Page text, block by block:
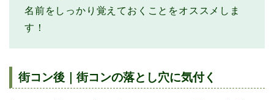
名前をしっかり覚えておくことをオススメしま
す！
街コン後｜街コンの落とし穴に気付く